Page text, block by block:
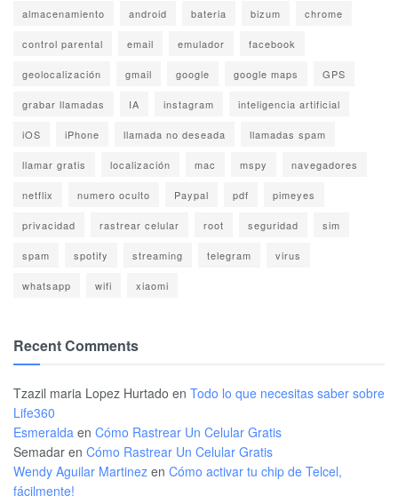
almacenamiento android bateria bizum chrome
control parental email emulador facebook
geolocalización gmail google google maps GPS
grabar llamadas IA instagram inteligencia artificial
iOS iPhone llamada no deseada llamadas spam
llamar gratis localización mac mspy navegadores
netflix numero oculto Paypal pdf pimeyes
privacidad rastrear celular root seguridad sim
spam spotify streaming telegram virus
whatsapp wifi xiaomi
Recent Comments
Tzazil maria Lopez Hurtado en Todo lo que necesitas saber sobre
Life360
Esmeralda en Cómo Rastrear Un Celular Gratis
Semadar en Cómo Rastrear Un Celular Gratis
Wendy Aguilar Martinez en Cómo activar tu chip de Telcel,
fácilmente!